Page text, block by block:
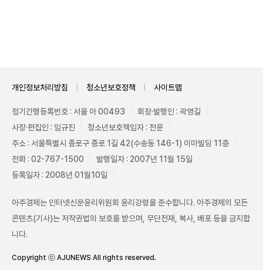
개인정보처리방침 청소년보호정책 사이트맵
정기간행등록번호 : 서울 아 00493
회장·발행인 : 곽영길
사장·편집인 : 임규진
청소년보호책임자 : 전운
주소 : 서울특별시 종로구 종로 1길 42(수송동 146-1) 이마빌딩 11층
전화 : 02-767-1500
발행일자 : 2007년 11월 15일
등록일자 : 2008년 01월10일
아주경제는 인터넷신문윤리위원회 윤리강령을 준수합니다. 아주경제의 모든
콘텐츠(기사)는 저작권법의 보호를 받으며, 무단전재, 복사, 배포 등을 금지합
니다.
Copyright ⓒ AJUNEWS All rights reserved.